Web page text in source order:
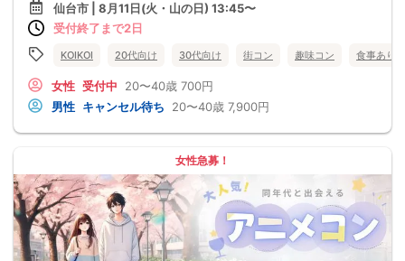
仙台市 | 8月11日(火・山の日) 13:45〜
受付終了まで2日
KOIKOI 20代向け 30代向け 街コン 趣味コン 食事あり
女性 受付中 20〜40歳 700円
男性 キャンセル待ち 20〜40歳 7,900円
女性急募！